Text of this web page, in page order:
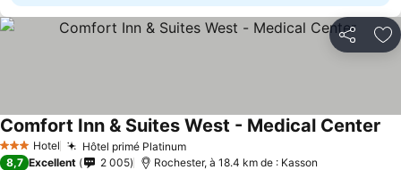
Partager
3 ÉtoilesHotel Hôtel primé Platinum
Comfort Inn & Suites West - Medical Center
8,7 Excellent 2 005 Rochester, à 18.4 km de : Kasson